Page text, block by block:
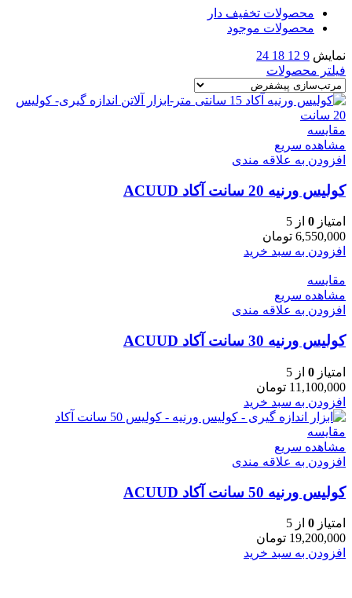
محصولات تخفیف دار
محصولات موجود
نمایش 9
12
18
24
فیلتر محصولات
مقایسه
مشاهده سریع
افزودن به علاقه مندی
کولیس ورنیه 20 سانت آکاد ACUUD
امتیاز 0 از 5
6,550,000 تومان
افزودن به سبد خرید
مقایسه
مشاهده سریع
افزودن به علاقه مندی
کولیس ورنیه 30 سانت آکاد ACUUD
امتیاز 0 از 5
11,100,000 تومان
افزودن به سبد خرید
مقایسه
مشاهده سریع
افزودن به علاقه مندی
کولیس ورنیه 50 سانت آکاد ACUUD
امتیاز 0 از 5
19,200,000 تومان
افزودن به سبد خرید